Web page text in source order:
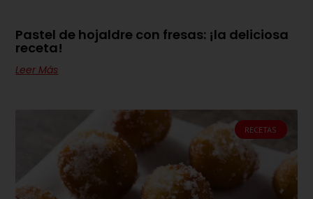
Pastel de hojaldre con fresas: ¡la deliciosa
receta!
Leer Más
RECETAS